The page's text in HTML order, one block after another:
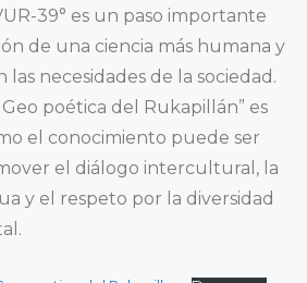
39° es un paso importante
de una ciencia más humana y
necesidades de la sociedad.
Geo poética del Rukapillán” es
el conocimiento puede ser
el diálogo intercultural, la
y el respeto por la diversidad